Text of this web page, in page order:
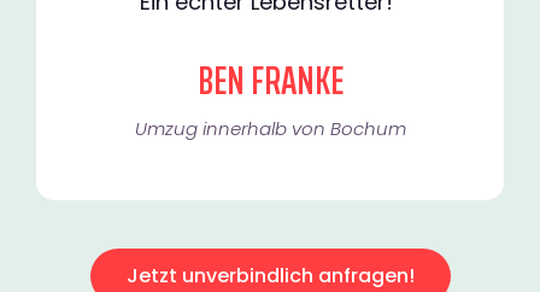
BEN FRANKE
Umzug innerhalb von Bochum​
Jetzt unverbindlich anfragen!